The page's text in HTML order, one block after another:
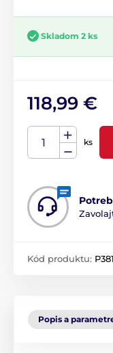
Skladom 2 ks
118,99 €
ks
Kód produktu: P381
Popis a